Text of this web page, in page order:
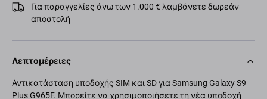
Για παραγγελίες άνω των 1.000 € λαμβάνετε δωρεάν
αποστολή
Λεπτομέρειες
Αντικατάσταση υποδοχής SIM και SD για Samsung Galaxy S9
Plus G965F. Μπορείτε να χρησιμοποιήσετε τη νέα υποδοχή